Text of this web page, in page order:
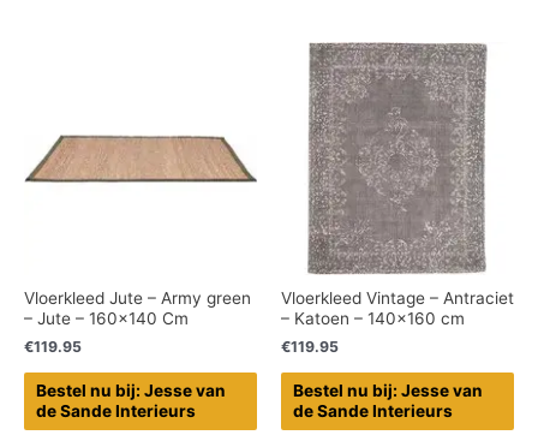
Vloerkleed Jute – Army green
– Jute – 160×140 Cm
€119.95
Bestel nu bij: Jesse van
de Sande Interieurs
Vloerkleed Vintage – Antraciet
– Katoen – 140×160 cm
€119.95
Bestel nu bij: Jesse van
de Sande Interieurs